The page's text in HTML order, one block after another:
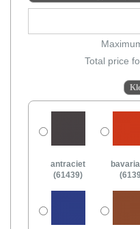
Total price
antraciet
(61439)